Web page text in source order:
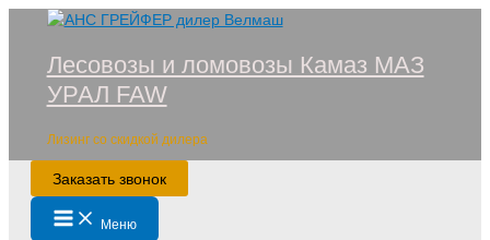
Перейти
содержимому
Лесовозы и ломовозы Камаз МАЗ
УРАЛ FAW
Лизинг со скидкой дилера
Заказать звонок
Main
Menu Меню